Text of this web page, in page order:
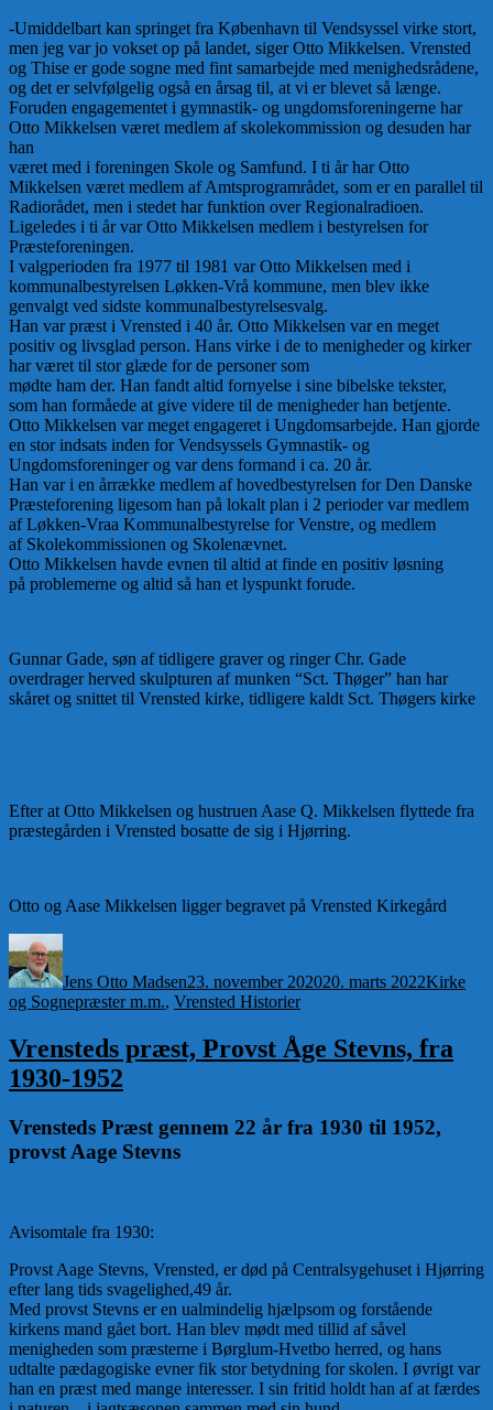
-Umiddelbart kan springet fra København til Vendsyssel virke stort,
men jeg var jo vokset op på landet, siger Otto Mikkelsen. Vrensted
og Thise er gode sogne med fint samarbejde med menighedsrådene,
og det er selvfølgelig også en årsag til, at vi er blevet så længe.
Foruden engagementet i gymnastik- og ungdomsforeningerne har
Otto Mikkelsen været medlem af skolekommission og desuden har
han
været med i foreningen Skole og Samfund. I ti år har Otto
Mikkelsen været medlem af Amtsprogramrådet, som er en parallel til
Radiorådet, men i stedet har funktion over Regionalradioen.
Ligeledes i ti år var Otto Mikkelsen medlem i bestyrelsen for
Præsteforeningen.
I valgperioden fra 1977 til 1981 var Otto Mikkelsen med i
kommunalbestyrelsen Løkken-Vrå kommune, men blev ikke
genvalgt ved sidste kommunalbestyrelsesvalg.
Han var præst i Vrensted i 40 år. Otto Mikkelsen var en meget
positiv og livsglad person. Hans virke i de to menigheder og kirker
har været til stor glæde for de personer som
mødte ham der. Han fandt altid fornyelse i sine bibelske tekster,
som han formåede at give videre til de menigheder han betjente.
Otto Mikkelsen var meget engageret i Ungdomsarbejde. Han gjorde
en stor indsats inden for Vendsyssels Gymnastik- og
Ungdomsforeninger og var dens formand i ca. 20 år.
Han var i en årrække medlem af hovedbestyrelsen for Den Danske
Præsteforening ligesom han på lokalt plan i 2 perioder var medlem
af Løkken-Vraa Kommunalbestyrelse for Venstre, og medlem
af Skolekommissionen og Skolenævnet.
Otto Mikkelsen havde evnen til altid at finde en positiv løsning
på problemerne og altid så han et lyspunkt forude.
Gunnar Gade, søn af tidligere graver og ringer Chr. Gade
overdrager herved skulpturen af munken “Sct. Thøger” han har
skåret og snittet til Vrensted kirke, tidligere kaldt Sct. Thøgers kirke
Efter at Otto Mikkelsen og hustruen Aase Q. Mikkelsen flyttede fra
præstegården i Vrensted bosatte de sig i Hjørring.
Otto og Aase Mikkelsen ligger begravet på Vrensted Kirkegård
Jens Otto Madsen23. november 202020. marts 2022Kirke
og Sognepræster m.m., Vrensted Historier
Vrensteds præst, Provst Åge Stevns, fra
1930-1952
Vrensteds Præst gennem 22 år fra 1930 til 1952,
provst Aage Stevns
Avisomtale fra 1930:
Provst Aage Stevns, Vrensted, er død på Centralsygehuset i Hjørring
efter lang tids svagelighed,49 år.
Med provst Stevns er en ualmindelig hjælpsom og forstående
kirkens mand gået bort. Han blev mødt med tillid af såvel
menigheden som præsterne i Børglum-Hvetbo herred, og hans
udtalte pædagogiske evner fik stor betydning for skolen. I øvrigt var
han en præst med mange interesser. I sin fritid holdt han af at færdes